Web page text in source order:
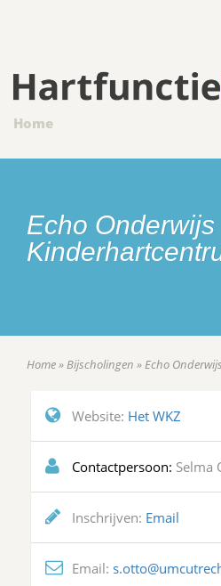
Home
Echo Onderwijs
Home»Bijscholingen »Echo
Website: Het WKZ
Contactpersoon: Selma
Inschrijven: Email
Email: